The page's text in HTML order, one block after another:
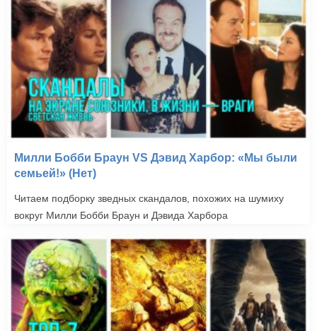
Милли Бобби Браун VS Дэвид Харбор: «Мы были
семьей!» (Нет)
Читаем подборку зведных скандалов, похожих на шумиху
вокруг Милли Бобби Браун и Дэвида Харбора